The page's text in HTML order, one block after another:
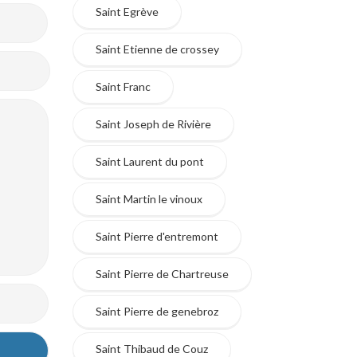
Saint Egrève
Saint Etienne de crossey
Saint Franc
Saint Joseph de Rivière
Saint Laurent du pont
Saint Martin le vinoux
Saint Pierre d'entremont
Saint Pierre de Chartreuse
Saint Pierre de genebroz
Saint Thibaud de Couz